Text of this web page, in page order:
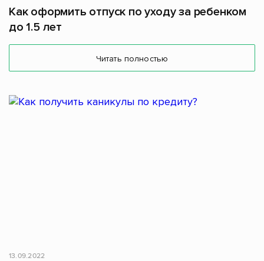
Как оформить отпуск по уходу за ребенком
до 1.5 лет
Читать полностью
13.09.2022